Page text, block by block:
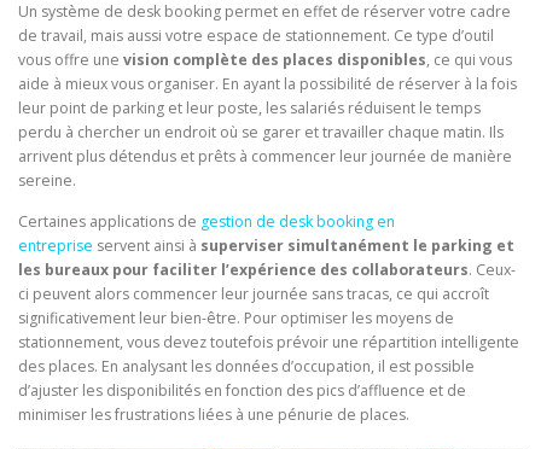
Un système de desk booking permet en effet de réserver votre cadre
de travail, mais aussi votre espace de stationnement. Ce type d’outil
vous offre une vision complète des places disponibles, ce qui vous
aide à mieux vous organiser. En ayant la possibilité de réserver à la fois
leur point de parking et leur poste, les salariés réduisent le temps
perdu à chercher un endroit où se garer et travailler chaque matin. Ils
arrivent plus détendus et prêts à commencer leur journée de manière
sereine.
Certaines applications de gestion de desk booking en
entreprise servent ainsi à superviser simultanément le parking et
les bureaux pour faciliter l’expérience des collaborateurs. Ceux-
ci peuvent alors commencer leur journée sans tracas, ce qui accroît
significativement leur bien-être. Pour optimiser les moyens de
stationnement, vous devez toutefois prévoir une répartition intelligente
des places. En analysant les données d’occupation, il est possible
d’ajuster les disponibilités en fonction des pics d’affluence et de
minimiser les frustrations liées à une pénurie de places.